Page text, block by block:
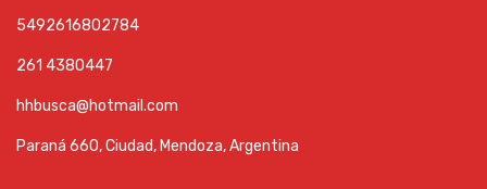
5492616802784
261 4380447
hhbusca@hotmail.com
Paraná 660, Ciudad, Mendoza, Argentina